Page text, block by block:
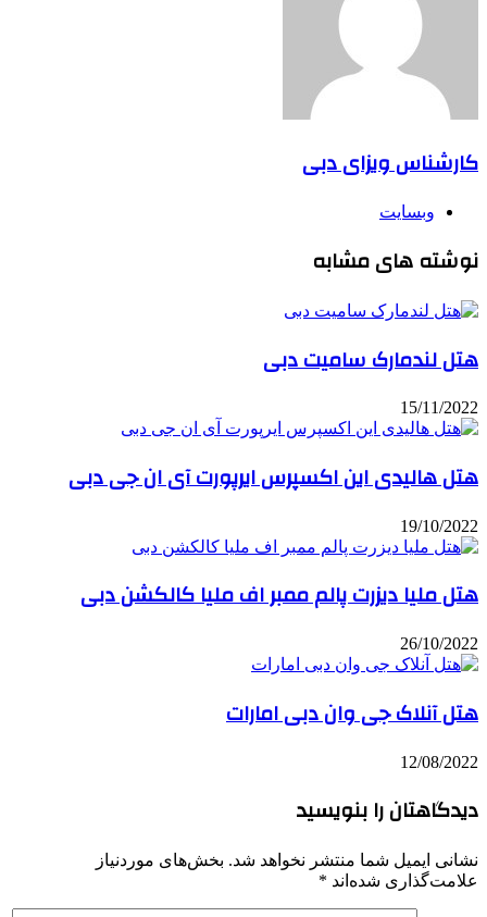
کارشناس ویزای دبی
وبسایت
نوشته های مشابه
هتل لندمارک سامیت دبی
15/11/2022
هتل هالیدی این اکسپرس ایرپورت آی ان جی دبی
19/10/2022
هتل ملیا دیزرت پالم ممبر اف ملیا کالکشن دبی
26/10/2022
هتل آنلاک جی وان دبی امارات
12/08/2022
دیدگاهتان را بنویسید
نشانی ایمیل شما منتشر نخواهد شد. بخش‌های موردنیاز
علامت‌گذاری شده‌اند *